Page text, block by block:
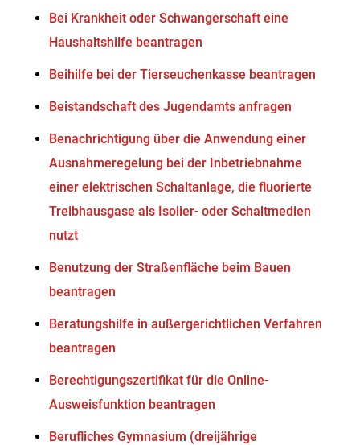
Bei Krankheit oder Schwangerschaft eine
Haushaltshilfe beantragen
Beihilfe bei der Tierseuchenkasse beantragen
Beistandschaft des Jugendamts anfragen
Benachrichtigung über die Anwendung einer
Ausnahmeregelung bei der Inbetriebnahme
einer elektrischen Schaltanlage, die fluorierte
Treibhausgase als Isolier- oder Schaltmedien
nutzt
Benutzung der Straßenfläche beim Bauen
beantragen
Beratungshilfe in außergerichtlichen Verfahren
beantragen
Berechtigungszertifikat für die Online-
Ausweisfunktion beantragen
Berufliches Gymnasium (dreijährige